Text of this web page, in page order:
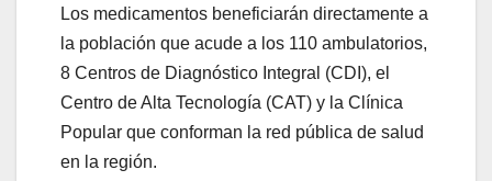
Los medicamentos beneficiarán directamente a
la población que acude a los 110 ambulatorios,
8 Centros de Diagnóstico Integral (CDI), el
Centro de Alta Tecnología (CAT) y la Clínica
Popular que conforman la red pública de salud
en la región.